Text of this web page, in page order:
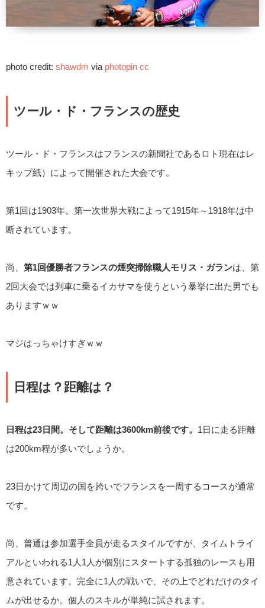
photo credit: shawdm via photopin cc
ツール・ド・フランスの歴史
ツール・ド・フランスはフランスの新聞社であるロト現在はレ
キップ紙）によって開催された大会です。
第1回は1903年。第一次世界大戦によって1915年～1918年は中
断されています。
尚、 第1回優勝者フランスの煙突掃除職人モリス・ガランは、第
2回大会では列車に乗るイカサマを使うという暴挙に出た男でも
ありますｗｗ
マジはっちゃけすぎｗｗ
日程は？距離は？
日程は23日間。そして距離は3600km前後です。 1日に走る距離
は200km程が多いでしょうか。
23日かけて周辺の国を跨いでフランスを一周するコースが通常
です。
尚、普通は参加選手全員が走るスタイルですが、タイムトライ
アルといわれる1人1人が個別にスタートする孤独のレースも用
意されています。完全に1人の戦いで、その上でどれだけのタイ
ムが出せるか。個人のスキルが単純に試されます。